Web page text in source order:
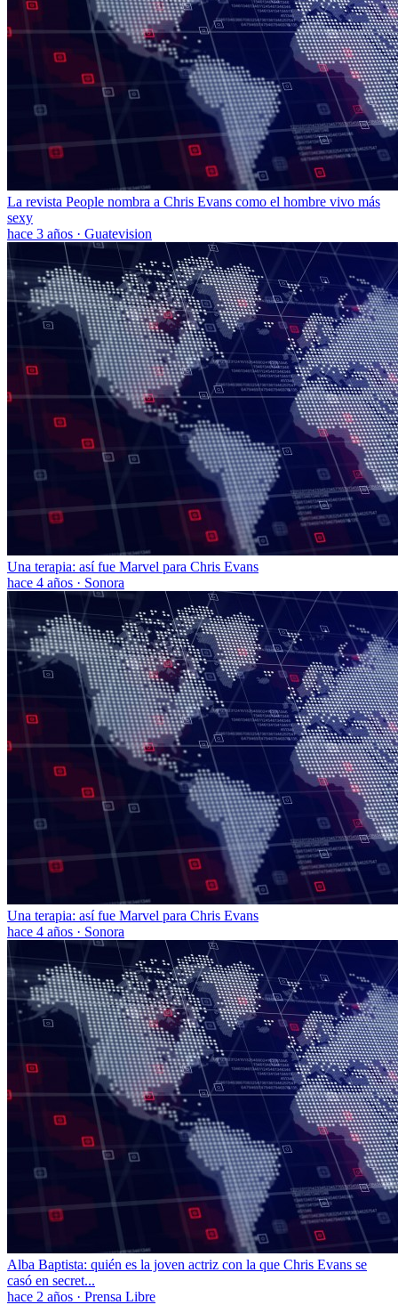
La revista People nombra a Chris Evans como el hombre vivo más
sexy
hace 3 años · Guatevision
Una terapia: así fue Marvel para Chris Evans
hace 4 años · Sonora
Una terapia: así fue Marvel para Chris Evans
hace 4 años · Sonora
Alba Baptista: quién es la joven actriz con la que Chris Evans se
casó en secret...
hace 2 años · Prensa Libre